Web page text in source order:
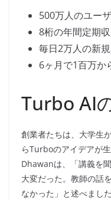
500万人のユー
8桁の年間定期
毎日2万人の新
6ヶ月で1百万か
Turbo AI
創業者たちは、大学生
らTurboのアイデアが
Dhawanは、「講義を
大変だった。教師の話
なかった」と述べまし